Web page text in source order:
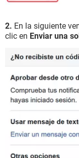
2. En la siguiente
clic en Enviar una